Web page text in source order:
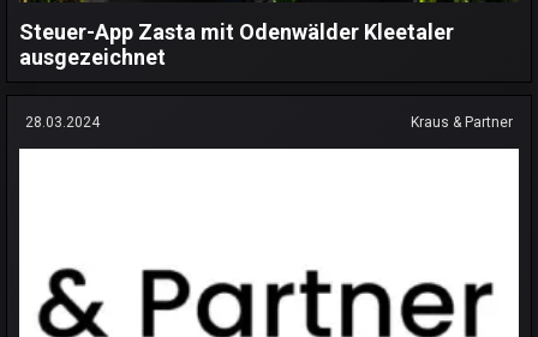
Steuer-App Zasta mit Odenwälder Kleetaler
ausgezeichnet
28.03.2024 Kraus & Partner